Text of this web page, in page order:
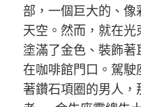
部，一個巨大的、
天空。然而，就在
塗滿了金色、裝飾
在咖啡館門口。駕
著鑽石項圈的男人